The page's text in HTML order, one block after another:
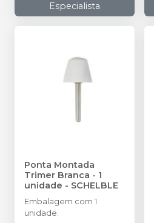
Especialista
Ponta Montada
Trimer Branca - 1
unidade - SCHELBLE
Embalagem com 1
unidade.